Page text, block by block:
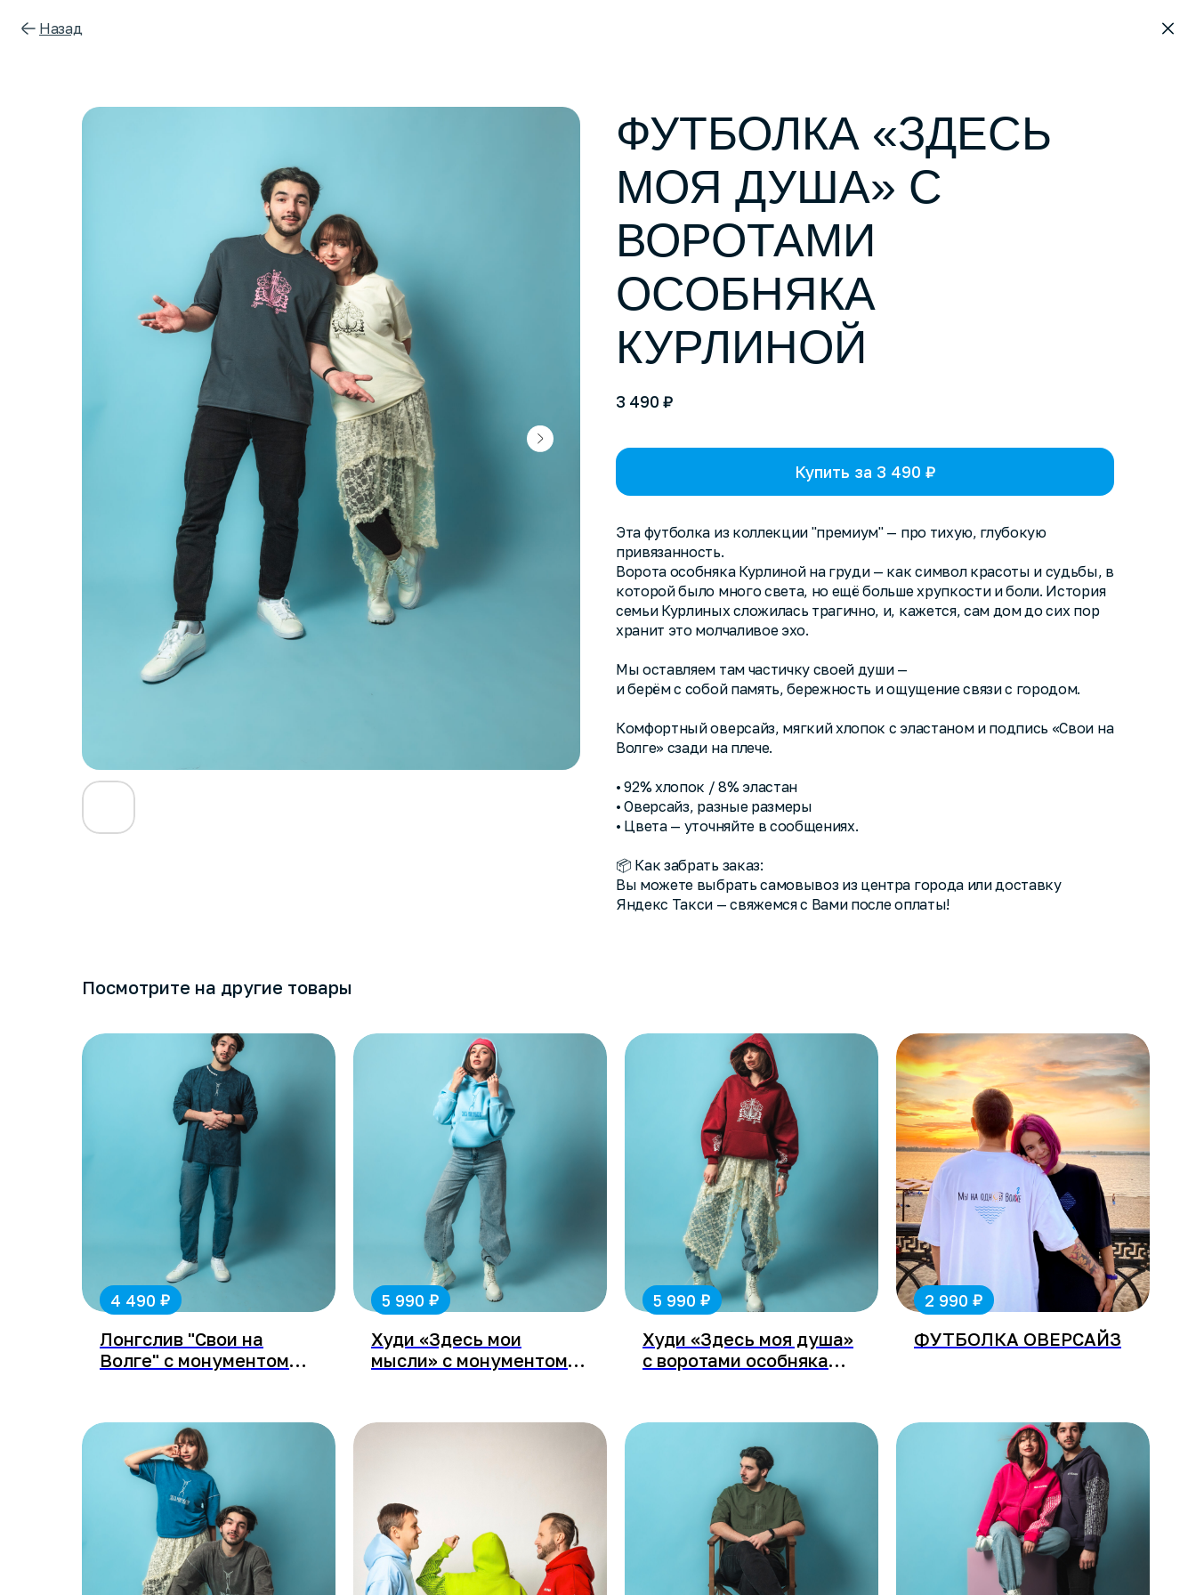
Назад
ФУТБОЛКА «ЗДЕСЬ
МОЯ ДУША» С
ВОРОТАМИ
ОСОБНЯКА
КУРЛИНОЙ
3 490 ₽
Купить за 3 490 ₽
Эта футболка из коллекции "премиум" — про тихую, глубокую
привязанность.
Ворота особняка Курлиной на груди — как символ красоты и судьбы, в
которой было много света, но ещё больше хрупкости и боли. История
семьи Курлиных сложилась трагично, и, кажется, сам дом до сих пор
хранит это молчаливое эхо.
Мы оставляем там частичку своей души —
и берём с собой память, бережность и ощущение связи с городом.
Комфортный оверсайз, мягкий хлопок с эластаном и подпись «Свои на
Волге» сзади на плече.
• 92% хлопок / 8% эластан
• Оверсайз, разные размеры
• Цвета — уточняйте в сообщениях.
📦 Как забрать заказ:
Вы можете выбрать самовывоз из центра города или доставку
Яндекс Такси — свяжемся с Вами после оплаты!
Посмотрите на другие товары
Лонгслив "Свои на
Волге" с монументом
4 490 ₽
Худи «Здесь мои
мысли» с монументом
5 990 ₽
Худи «Здесь моя душа»
с воротами особняка
5 990 ₽
ФУТБОЛКА ОВЕРСАЙЗ
2 990 ₽